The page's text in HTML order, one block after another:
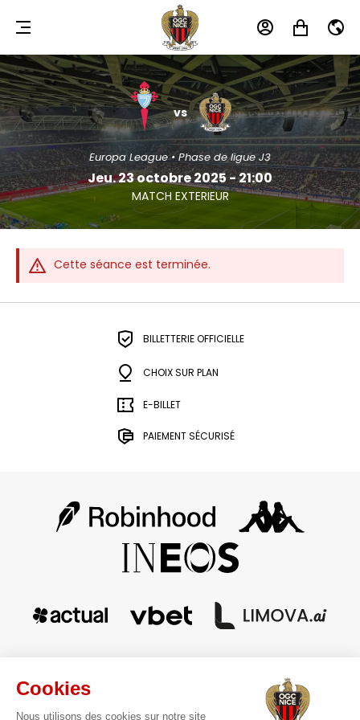
MENU MON MON FR
RC
CELTA
DE
VIGO
vs
OGC
NICE
Europa League • Phase de ligue J3
Jeu. 23 octobre 2025 - 21:00
MATCH EXTERIEUR
Cette séance est terminée.
BILLETTERIE OFFICIELLE
CHOIX SUR PLAN
E-BILLET
PAIEMENT SÉCURISÉ